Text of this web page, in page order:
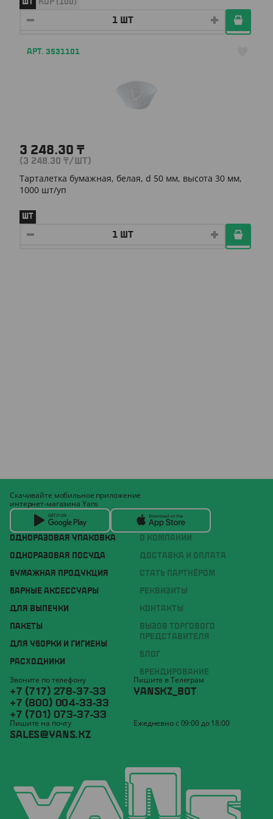
ШТ КОР (100)
АРТ. 3531101
3 248.30 ₸
(3 248.30 ₸/ШТ)
Тарталетка бумажная, белая, d 50 мм, высота 30 мм,
1000 шт/уп
ШТ
ОДНОРАЗОВАЯ УПАКОВКА
ОДНОРАЗОВАЯ ПОСУДА
БУМАЖНАЯ ПРОДУКЦИЯ
БАРНЫЕ АКСЕССУАРЫ
ДЛЯ ВЫПЕЧКИ
ПАКЕТЫ
ДЛЯ УБОРКИ И ГИГИЕНЫ
РАСХОДНИКИ
О КОМПАНИИ
ДОСТАВКА И ОПЛАТА
СТАТЬ ПАРТНЁРОМ
РЕКВИЗИТЫ
КОНТАКТЫ
ВЫЗОВ ТОРГОВОГО
ПРЕДСТАВИТЕЛЯ
БЛОГ
БРЕНДИРОВАНИЕ
Скачивайте мобильное приложение
интернет-магазина Yans
Звоните по телефону
+7 (717) 278-37-33
+7 (800) 004-33-33
+7 (701) 073-37-33
Пишите в Телеграм
YANSKZ_BOT
Пишите на почту
SALES@YANS.KZ
Ежедневно с 09:00 до 18:00